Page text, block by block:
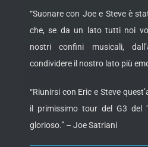
“Suonare con Joe e Steve è
che, se da un lato tutti noi
nostri confini musicali,
condividere il nostro lato più
“Riunirsi con Eric e Steve
il primissimo tour del G3 del
glorioso.” – Joe Satriani